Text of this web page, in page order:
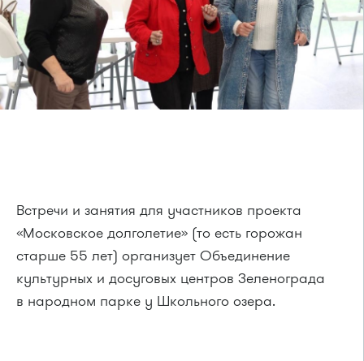
Встречи и занятия для участников проекта
«Московское долголетие» (то есть горожан
старше 55 лет) организует Объединение
культурных и досуговых центров Зеленограда
в народном парке у Школьного озера.